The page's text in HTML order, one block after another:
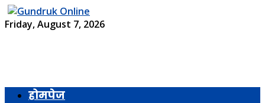
Friday, August 7, 2026
होमपेज